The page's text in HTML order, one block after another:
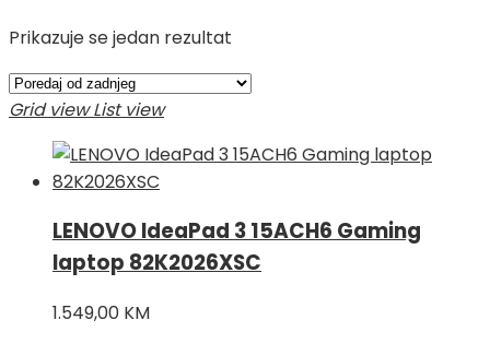
Prikazuje se jedan rezultat
Grid view List view
LENOVO IdeaPad 3 15ACH6 Gaming
laptop 82K2026XSC
1.549,00 KM